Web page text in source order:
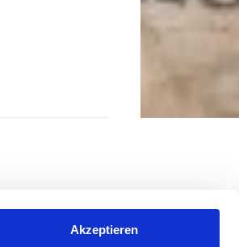
Akzeptieren